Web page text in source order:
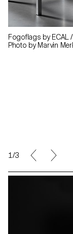
Fogoflags by ECAL
Photo by Marvin
1/3